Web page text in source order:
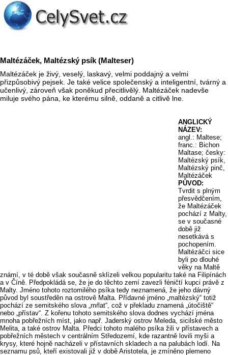
Maltézáček, Maltézský psík (Malteser)
Maltézáček je živý, veselý, laskavý, velmi poddajný a velmi
přizpůsobivý pejsek. Je také velice společenský a inteligentní, tvárný a
učenlivý, zároveň však poněkud přecitlivělý. Maltézáček nadevše
miluje svého pána, ke kterému silně, oddaně a citlivě lne.
ANGLICKÝ
NÁZEV:
angl.: Maltese;
franc.: Bichon
Maltase; česky:
Maltézský psík,
Maltézský pinč,
Maltézáček
PŮVOD:
Tvrdit s plným
přesvědčením,
že Maltézáček
pochází z Malty,
se v současné
době již
nesetkává s
pochopením.
Maltézáčci sice
byli po dlouhé
věky na Maltě
známí, v té době však současně sklízeli velkou popularitu také na Filipínách
a v Číně. Předpokládá se, že je do těchto zemí zavezli féničtí kupci právě z
Malty. Jméno tohoto roztomilého psíka tedy neznamená, že jeho dávný
původ byl soustředěn na ostrově Malta. Přídavné jméno „maltézský“ totiž
pochází ze semitského slova „mŕlat“, což v překladu znamená „útočiště“
nebo „přístav“. Z kořenu tohoto semitského slova dodnes vychází jména
mnoha pobřežních míst, jako např. Jaderský ostrov Meleda, sicilské město
Melita, a také ostrov Malta. Předci tohoto malého psíka žili v přístavech a
pobřežních městech v centrálním Středozemí, kde razantně lovili myši a
krysy, které hojně nacházeli v přístavních skladech a na palubách lodí. Na
seznamu psů, kteří existovali již v době Aristotela, je zmíněno plemeno